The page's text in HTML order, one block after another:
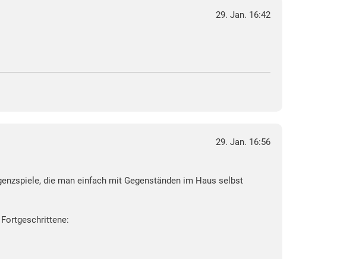
29. Jan. 16:42
29. Jan. 16:56
die man einfach mit Gegenständen im Haus selbst